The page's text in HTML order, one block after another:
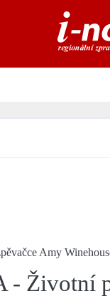
Amy
- Životní